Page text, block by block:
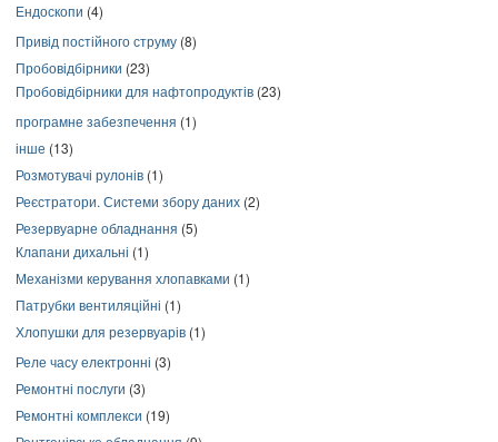
Ендоскопи (4)
Привід постійного струму (8)
Пробовідбірники (23)
Пробовідбірники для нафтопродуктів (23)
програмне забезпечення (1)
інше (13)
Розмотувачі рулонів (1)
Реєстратори. Системи збору даних (2)
Резервуарне обладнання (5)
Клапани дихальні (1)
Механізми керування хлопавками (1)
Патрубки вентиляційні (1)
Хлопушки для резервуарів (1)
Реле часу електронні (3)
Ремонтні послуги (3)
Ремонтні комплекси (19)